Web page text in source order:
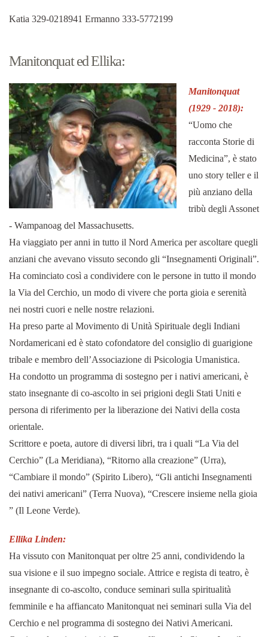
Katia 329-0218941 Ermanno 333-5772199
Manitonquat ed Ellika:
Manitonquat
(1929 - 2018):
“Uomo che
racconta Storie di
Medicina”, è stato
uno story teller e il
più anziano della
tribù degli Assonet
- Wampanoag del Massachusetts.
Ha viaggiato per anni in tutto il Nord America per ascoltare quegli
anziani che avevano vissuto secondo gli “Insegnamenti Originali”.
Ha cominciato così a condividere con le persone in tutto il mondo
la Via del Cerchio, un modo di vivere che porta gioia e serenità
nei nostri cuori e nelle nostre relazioni.
Ha preso parte al Movimento di Unità Spirituale degli Indiani
Nordamericani ed è stato cofondatore del consiglio di guarigione
tribale e membro dell’Associazione di Psicologia Umanistica.
Ha condotto un programma di sostegno per i nativi americani, è
stato insegnante di co-ascolto in sei prigioni degli Stati Uniti e
persona di riferimento per la liberazione dei Nativi della costa
orientale.
Scrittore e poeta, autore di diversi libri, tra i quali “La Via del
Cerchio” (La Meridiana), “Ritorno alla creazione” (Urra),
“Cambiare il mondo” (Spirito Libero), “Gli antichi Insegnamenti
dei nativi americani” (Terra Nuova), “Crescere insieme nella gioia
” (Il Leone Verde).
Ellika Linden:
Ha vissuto con Manitonquat per oltre 25 anni, condividendo la
sua visione e il suo impegno sociale. Attrice e regista di teatro, è
insegnante di co-ascolto, conduce seminari sulla spiritualità
femminile e ha affiancato Manitonquat nei seminari sulla Via del
Cerchio e nel programma di sostegno dei Nativi Americani.